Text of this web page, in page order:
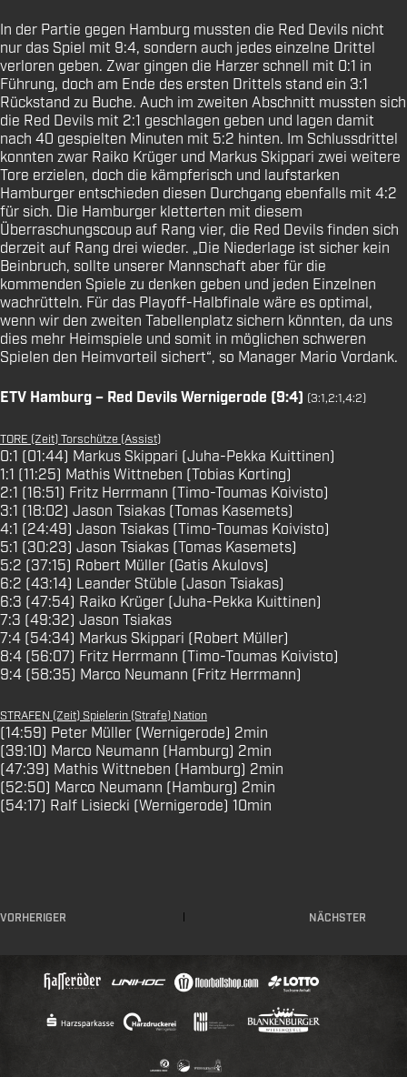
In der Partie gegen Hamburg mussten die Red Devils nicht
nur das Spiel mit 9:4, sondern auch jedes einzelne Drittel
verloren geben. Zwar gingen die Harzer schnell mit 0:1 in
Führung, doch am Ende des ersten Drittels stand ein 3:1
Rückstand zu Buche. Auch im zweiten Abschnitt mussten sich
die Red Devils mit 2:1 geschlagen geben und lagen damit
nach 40 gespielten Minuten mit 5:2 hinten. Im Schlussdrittel
konnten zwar Raiko Krüger und Markus Skippari zwei weitere
Tore erzielen, doch die kämpferisch und laufstarken
Hamburger entschieden diesen Durchgang ebenfalls mit 4:2
für sich. Die Hamburger kletterten mit diesem
Überraschungscoup auf Rang vier, die Red Devils finden sich
derzeit auf Rang drei wieder. „Die Niederlage ist sicher kein
Beinbruch, sollte unserer Mannschaft aber für die
kommenden Spiele zu denken geben und jeden Einzelnen
wachrütteln. Für das Playoff-Halbfinale wäre es optimal,
wenn wir den zweiten Tabellenplatz sichern könnten, da uns
dies mehr Heimspiele und somit in möglichen schweren
Spielen den Heimvorteil sichert“, so Manager Mario Vordank.
ETV Hamburg – Red Devils Wernigerode (9:4) (3:1,2:1,4:2)
TORE (Zeit) Torschütze (Assist)
0:1 (01:44) Markus Skippari (Juha-Pekka Kuittinen)
1:1 (11:25) Mathis Wittneben (Tobias Korting)
2:1 (16:51) Fritz Herrmann (Timo-Toumas Koivisto)
3:1 (18:02) Jason Tsiakas (Tomas Kasemets)
4:1 (24:49) Jason Tsiakas (Timo-Toumas Koivisto)
5:1 (30:23) Jason Tsiakas (Tomas Kasemets)
5:2 (37:15) Robert Müller (Gatis Akulovs)
6:2 (43:14) Leander Stüble (Jason Tsiakas)
6:3 (47:54) Raiko Krüger (Juha-Pekka Kuittinen)
7:3 (49:32) Jason Tsiakas
7:4 (54:34) Markus Skippari (Robert Müller)
8:4 (56:07) Fritz Herrmann (Timo-Toumas Koivisto)
9:4 (58:35) Marco Neumann (Fritz Herrmann)
STRAFEN (Zeit) Spielerin (Strafe) Nation
(14:59) Peter Müller (Wernigerode) 2min
(39:10) Marco Neumann (Hamburg) 2min
(47:39) Mathis Wittneben (Hamburg) 2min
(52:50) Marco Neumann (Hamburg) 2min
(54:17) Ralf Lisiecki (Wernigerode) 10min
VORHERIGER NÄCHSTER